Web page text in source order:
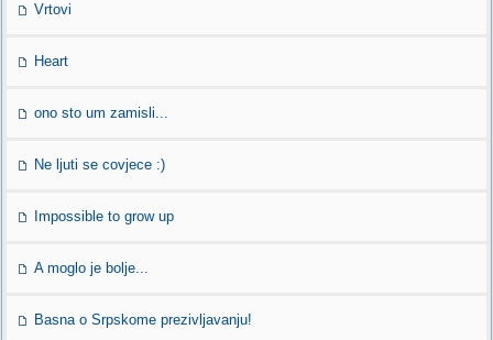
Vrtovi
Heart
ono sto um zamisli...
Ne ljuti se covjece :)
Impossible to grow up
A moglo je bolje...
Basna o Srpskome prezivljavanju!